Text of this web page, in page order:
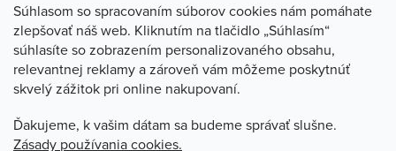
Súhlasom so spracovaním súborov cookies nám pomáhate
zlepšovať náš web. Kliknutím na tlačidlo „Súhlasím“
súhlasíte so zobrazením personalizovaného obsahu,
relevantnej reklamy a zároveň vám môžeme poskytnúť
skvelý zážitok pri online nakupovaní.
Ďakujeme, k vašim dátam sa budeme správať slušne.
Zásady používania cookies.
O Stevula